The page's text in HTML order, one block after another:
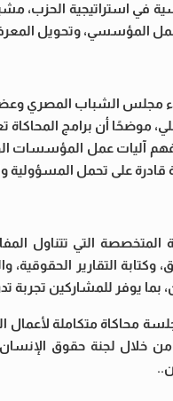
في استراتيجية الحزب،
المؤسسي، وتحويل
مجلس الشباب المصري
أن برامج المحاكاة
آليات عمل المؤسسات
قادرة على تحمل
المتخصصة التي تتناول
وكتابة التقارير
يوفر للمشاركين تجربة
البرنامج أعماله في التاسع عشر من أغسطس
من خلال لجنة حقوق